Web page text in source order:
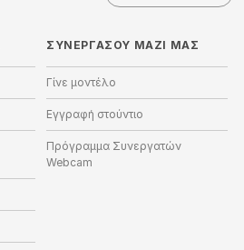
ΣΥΝΕΡΓΑΣΟΥ ΜΑΖΙ ΜΑΣ
Γίνε μοντέλο
Εγγραφή στούντιο
Πρόγραμμα Συνεργατών
Webcam